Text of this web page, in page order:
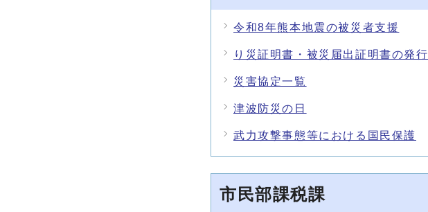
令和8年熊本地震の被災者支援
り災証明書・被災届出証明書の発行
災害協定一覧
津波防災の日
武力攻撃事態等における国民保護
市民部課税課